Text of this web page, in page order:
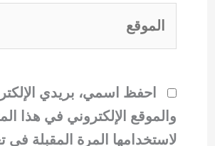
احفظ اسمي، بريدي
والموقع الإلكتروني في هذا
لاستخدامها المرة المقبلة في